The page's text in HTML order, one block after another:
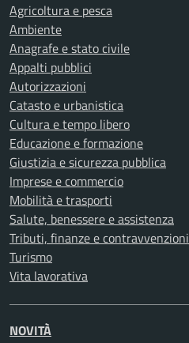
Agricoltura e pesca
Ambiente
Anagrafe e stato civile
Appalti pubblici
Autorizzazioni
Catasto e urbanistica
Cultura e tempo libero
Educazione e formazione
Giustizia e sicurezza pubblica
Imprese e commercio
Mobilità e trasporti
Salute, benessere e assistenza
Tributi, finanze e contravvenzioni
Turismo
Vita lavorativa
NOVITÀ